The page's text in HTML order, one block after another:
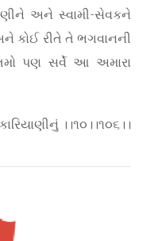
અને સ્વામી-સેવકને
કોઈ રીતે તે ભગવાનની
પણ સર્વે આ અમારા
।।૧૦।।૧૦૬।।